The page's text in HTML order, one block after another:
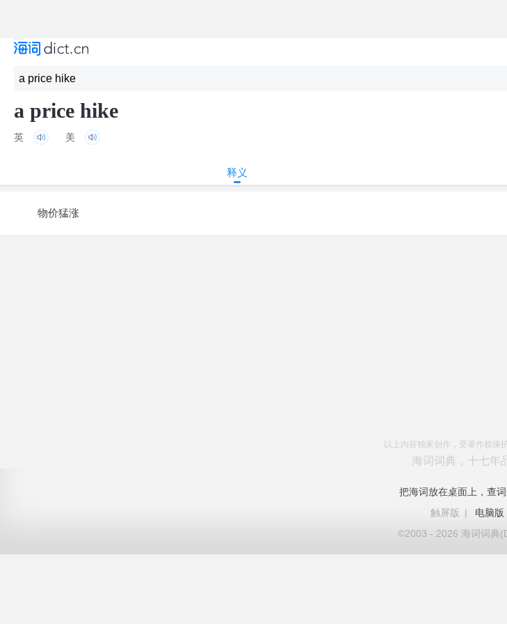
a price hike
英 美
释义
物价猛涨
以上内容独家创作，受著作权保
海词词典，十七年
把海词放在桌面上，查
触屏版
|
电脑版
©2003 - 2026 海词词典